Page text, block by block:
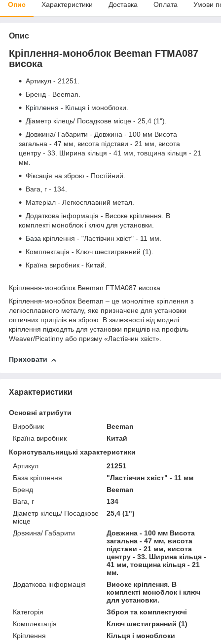
Опис Характеристики Доставка Оплата Умови
Опис
Кріплення-моноблок Beeman FTMA087
висока
Артикул - 21251.
Бренд - Beeman.
Кріплення - Кільця і моноблоки.
Діаметр кілець/ Посадкове місце - 25,4 (1").
Довжина/ Габарити - Довжина - 100 мм Висота
загальна - 47 мм, висота підстави - 21 мм, висота
центру - 33. Ширина кільця - 41 мм, товщина кільця - 21
мм.
Фіксація на зброю - Постійний.
Вага, г - 134.
Матеріал - Легкосплавний метал.
Додаткова інформація - Високе кріплення. В
комплекті моноблок і ключ для установки.
База кріплення - "Ластівчин хвіст" - 11 мм.
Комплектація - Ключ шестигранний (1).
Країна виробник - Китай.
Кріплення-моноблок Beeman FTMA087 висока
Кріплення-моноблок Beeman – це монолітне кріплення з
легкосплавного металу, яке призначене для установки
оптичних прицілів на зброю. В залежності від моделі
кріплення підходять для установки прицілів на профіль
Weaver/Picatinny або призму «Ластівчин хвіст».
Приховати
Характеристики
Основні атрибути
Виробник
Beeman
Країна виробник
Китай
Користувальницькі характеристики
Артикул
21251
База кріплення
"Ластівчин хвіст" - 11 мм
Бренд
Beeman
Вага, г
134
Діаметр кілець/ Посадкове
місце
25,4 (1")
Довжина/ Габарити
Довжина - 100 мм Висота
загальна - 47 мм, висота
підстави - 21 мм, висота
центру - 33. Ширина кільця -
41 мм, товщина кільця - 21
мм.
Додаткова інформація
Високе кріплення. В
комплекті моноблок і ключ
для установки.
Категорія
Зброя та комплектуючі
Комплектація
Ключ шестигранний (1)
Кріплення
Кільця і моноблоки